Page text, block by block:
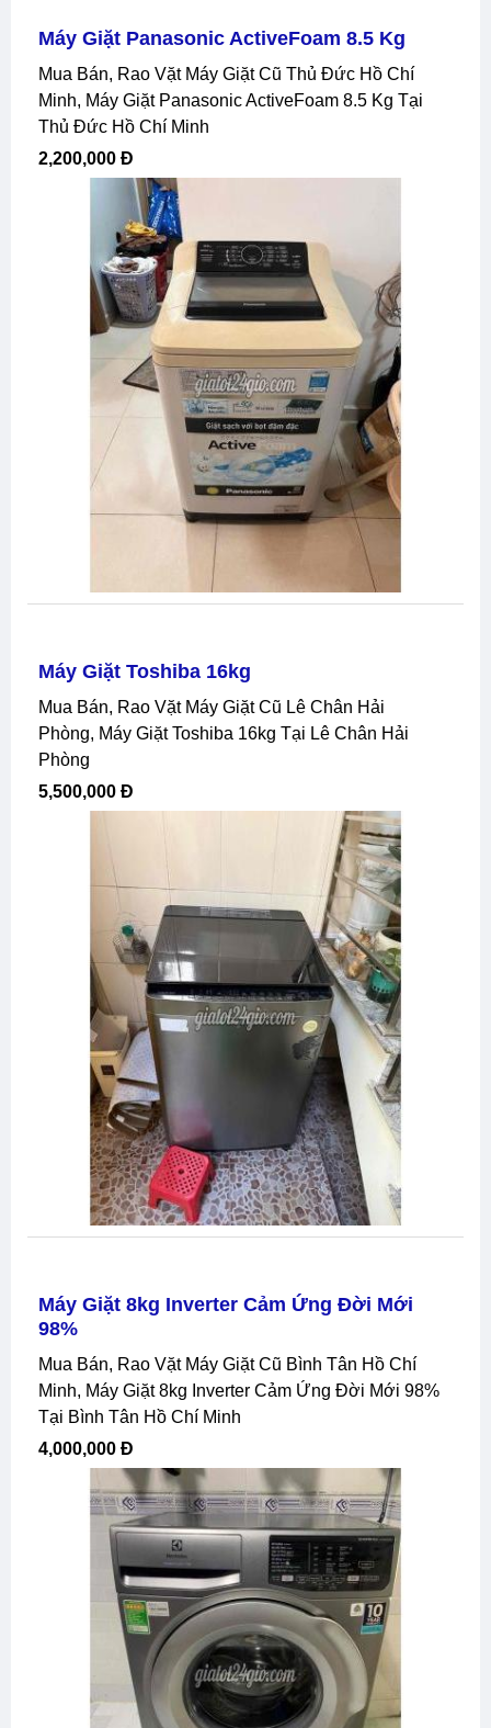
Máy Giặt Panasonic ActiveFoam 8.5 Kg
Mua Bán, Rao Vặt Máy Giặt Cũ Thủ Đức Hồ Chí
Minh, Máy Giặt Panasonic ActiveFoam 8.5 Kg Tại
Thủ Đức Hồ Chí Minh
2,200,000 Đ
Máy Giặt Toshiba 16kg
Mua Bán, Rao Vặt Máy Giặt Cũ Lê Chân Hải
Phòng, Máy Giặt Toshiba 16kg Tại Lê Chân Hải
Phòng
5,500,000 Đ
Máy Giặt 8kg Inverter Cảm Ứng Đời Mới
98%
Mua Bán, Rao Vặt Máy Giặt Cũ Bình Tân Hồ Chí
Minh, Máy Giặt 8kg Inverter Cảm Ứng Đời Mới 98%
Tại Bình Tân Hồ Chí Minh
4,000,000 Đ